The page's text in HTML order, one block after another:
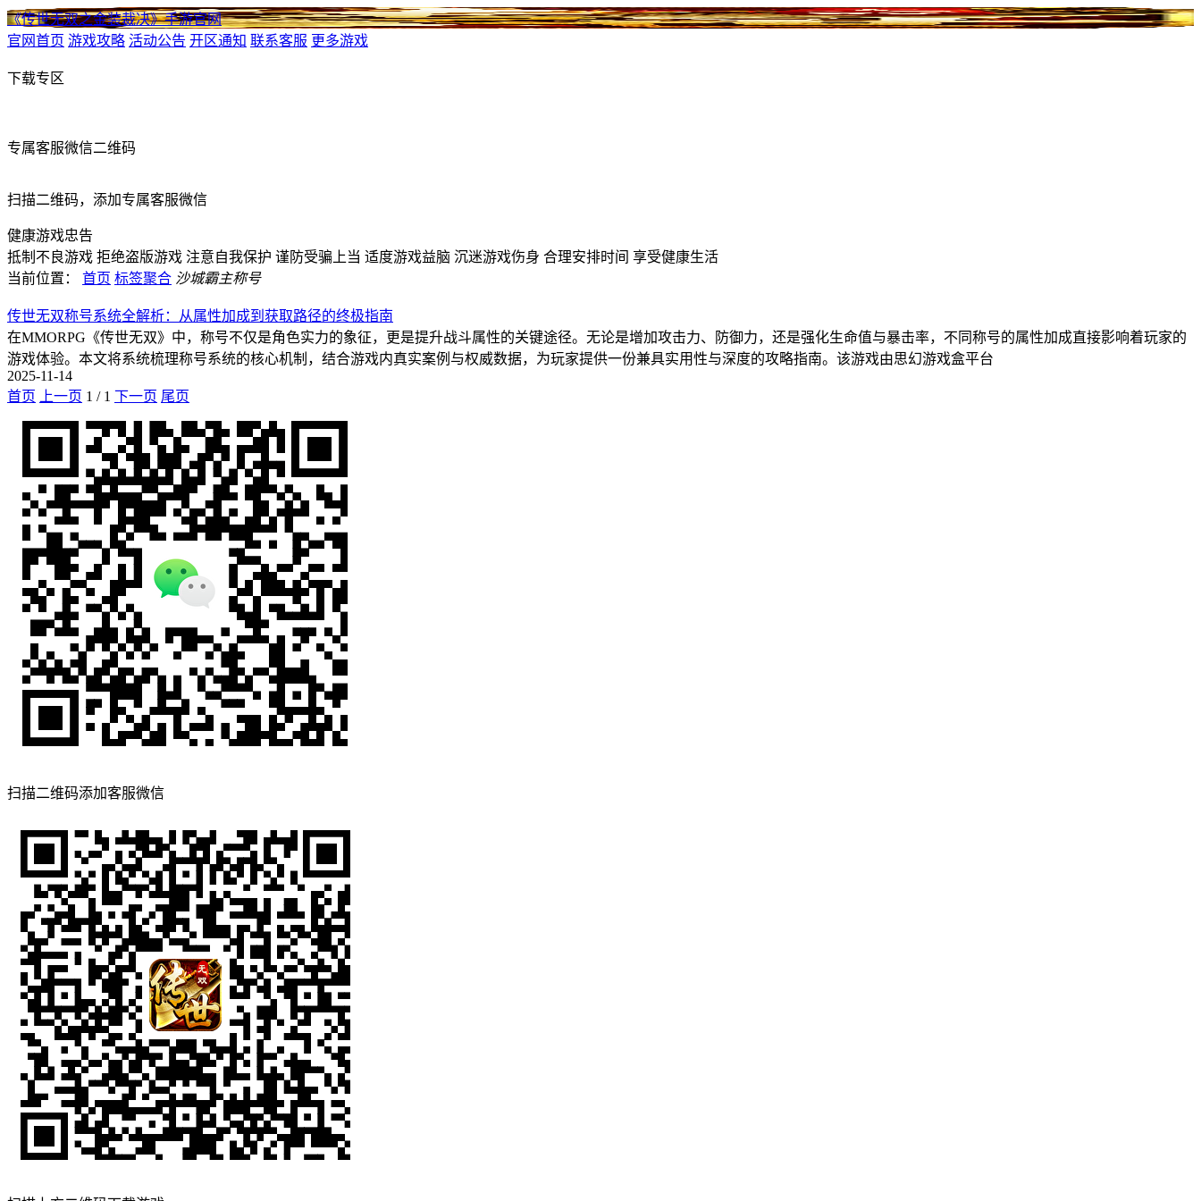
《传世无双之金装裁决》手游官网
官网首页 游戏攻略 活动公告 开区通知 联系客服 更多游戏
下载专区
专属客服微信二维码
扫描二维码，添加专属客服微信
健康游戏忠告
抵制不良游戏 拒绝盗版游戏 注意自我保护 谨防受骗上当 适度游戏益脑 沉迷游戏伤身 合理安排时间 享受健康生活
当前位置：
首页 标签聚合 沙城霸主称号
传世无双称号系统全解析：从属性加成到获取路径的终极指南
在MMORPG《传世无双》中，称号不仅是角色实力的象征，更是提升战斗属性的关键途径。无论是增加攻击力、防御力，还是强化生命值与暴击率，不同称号的属性加成直接影响着玩家的
游戏体验。本文将系统梳理称号系统的核心机制，结合游戏内真实案例与权威数据，为玩家提供一份兼具实用性与深度的攻略指南。该游戏由思幻游戏盒平台
2025-11-14
首页
上一页 1 / 1 下一页 尾页
扫描二维码添加客服微信